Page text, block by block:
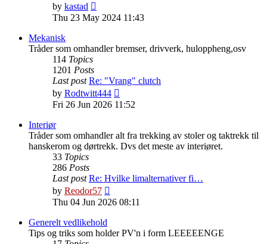
by kastad
the
latest
Thu 23 May 2024 11:43
Mekanisk
Tråder som omhandler bremser, drivverk, huloppheng,osv
114 Topics
1201 Posts
Last post Re: "Vrang" clutch
by Rodtwitt444
the
Fri 26 Jun 2026 11:52
Interiør
Tråder som omhandler alt fra trekking av stoler og taktrekk til
hanskerom og dørtrekk. Dvs det meste av interiøret.
33 Topics
286 Posts
Last post Re: Hvilke limalternativer fi…
by Reodor57
the
Thu 04 Jun 2026 08:11
Generelt vedlikehold
Tips og triks som holder PV'n i form LEEEEENGE